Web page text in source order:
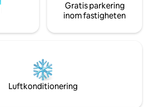
Gratis parkering
inom fastigheten
Luftkonditionering